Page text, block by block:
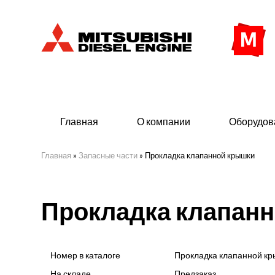
Главная О компании
- Индустриального исполнения
- ДГУ
-
(380 -
Главная » Запасные части » Прокладка клапанной крышки
Прокладка
Номер в каталоге
Прокладка клапанной